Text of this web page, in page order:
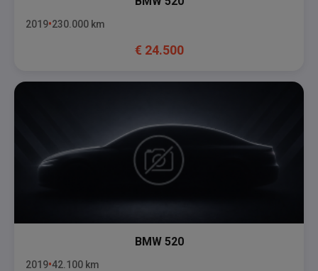
2019 230.000 km
€ 24.500
BMW 520
2019 42.100 km